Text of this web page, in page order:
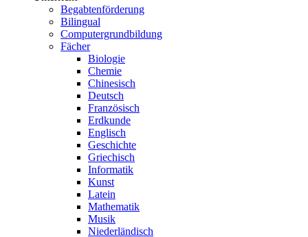
Begabtenförderung
Bilingual
Computergrundbildung
Fächer
Biologie
Chemie
Chinesisch
Deutsch
Französisch
Erdkunde
Englisch
Geschichte
Griechisch
Informatik
Kunst
Latein
Mathematik
Musik
Niederländisch